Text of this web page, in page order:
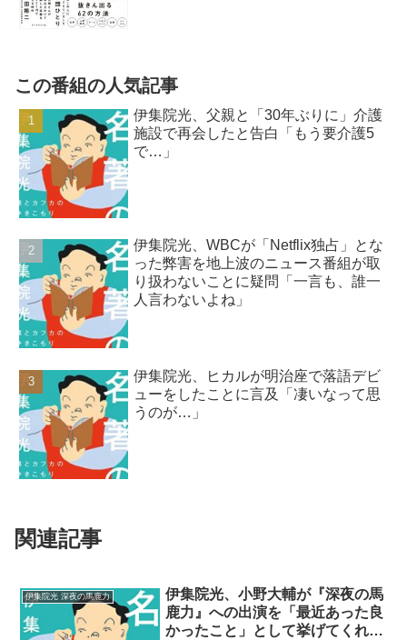
この番組の人気記事
伊集院光、父親と「30年ぶりに」介護
施設で再会したと告白「もう要介護5
で…」
伊集院光、WBCが「Netflix独占」とな
った弊害を地上波のニュース番組が取
り扱わないことに疑問「一言も、誰一
人言わないよね」
伊集院光、ヒカルが明治座で落語デビ
ューをしたことに言及「凄いなって思
うのが…」
関連記事
伊集院光 深夜の馬鹿力
伊集院光、小野大輔が『深夜の馬
鹿力』への出演を「最近あった良
かったこと」として挙げてくれた